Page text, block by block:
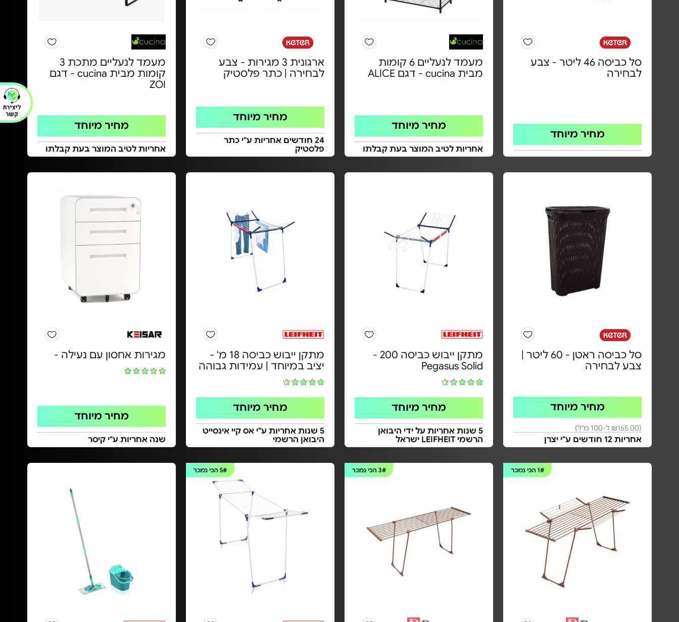
סל כביסה 46 ליטר - צבע
לבחירה
מחיר מיוחד
מעמד לנעליים 6 קומות
מבית cucina - דגם ALICE
מחיר מיוחד
אחריות לטיב המוצר בעת קבלתו
ארגונית 3 מגירות - צבע
לבחירה | כתר פלסטיק
מחיר מיוחד
24 חודשים אחריות ע"י כתר
פלסטיק
מעמד לנעליים מתכת 3
קומות מבית cucina - דגם
ZOI
מחיר מיוחד
אחריות לטיב המוצר בעת קבלתו
סל כביסה ראטן - 60 ליטר |
צבע לבחירה
מחיר מיוחד
(₪165.00 ל-100 מ"ל)
אחריות 12 חודשים ע"י יצרן
מתקן ייבוש כביסה 200 -
Pegasus Solid
מחיר מיוחד
5 שנות אחריות על ידי היבואן
הרשמי LEIFHEIT ישראל
מתקן ייבוש כביסה 18 מ' -
יציב במיוחד | עמידות גבוהה
מחיר מיוחד
5 שנות אחריות ע"י אס קיי אינסייט
היבואן הרשמי
מגירות אחסון עם נעילה -
מחיר מיוחד
שנה אחריות ע"י קיסר
1#הכי נמכר 3#הכי נמכר 5#הכי נמכר